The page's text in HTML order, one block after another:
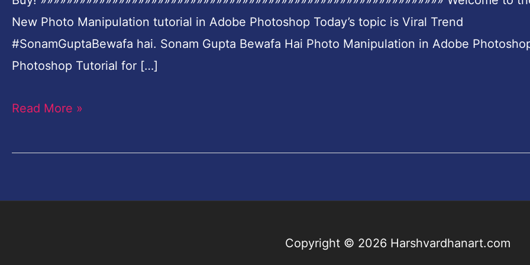
New Photo Manipulation tutorial in Adobe Photoshop Today’s topic is Viral Trend
#SonamGuptaBewafa hai. Sonam Gupta Bewafa Hai Photo Manipulation in Adobe
Photoshop Tutorial for […]
Read More »
Copyright © 2026 Harshvardhanart.com